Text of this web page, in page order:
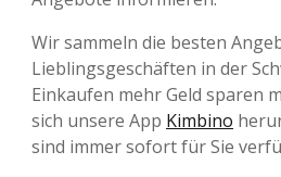
Wir sammeln die besten
Lieblingsgeschäften in der
Einkaufen mehr Geld sparen
sich unsere App Kimbino
sind immer sofort für Sie